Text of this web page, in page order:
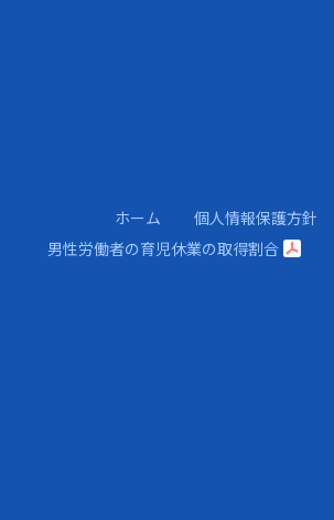
ホーム 個人情報保護方針
男性労働者の育児休業の取得割合